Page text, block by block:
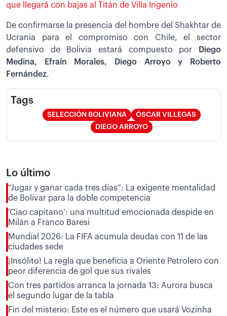
que llegará con bajas al Titán de Villa Ingenio
De confirmarse la presencia del hombre del Shakhtar de
Ucrania para el compromiso con Chile, el sector
defensivo de Bolivia estará compuesto por
Diego
Medina, Efraín Morales, Diego Arroyo y Roberto
Fernández.
Tags
SELECCIÓN BOLIVIANA
ÓSCAR VILLEGAS
DIEGO ARROYO
Lo último
“Jugar y ganar cada tres días”: La exigente mentalidad
de Bolívar para la doble competencia
‘Ciao capitano’: una multitud emocionada despide en
Milán a Franco Baresi
Mundial 2026: La FIFA acumula deudas con 11 de las
ciudades sede
¡Insólito! La regla que beneficia a Oriente Petrolero con
peor diferencia de gol que sus rivales
Con tres partidos arranca la jornada 13: Aurora busca
el segundo lugar de la tabla
Fin del misterio: Este es el número que usará Vozinha